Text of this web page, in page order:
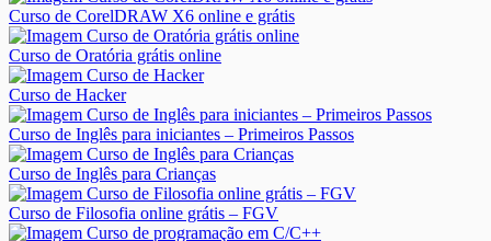
Curso de CorelDRAW X6 online e grátis
Curso de Oratória grátis online
Curso de Hacker
Curso de Inglês para iniciantes – Primeiros Passos
Curso de Inglês para Crianças
Curso de Filosofia online grátis – FGV